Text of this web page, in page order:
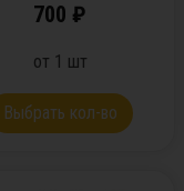
700 ₽
от 1 шт
Выбрать кол-во